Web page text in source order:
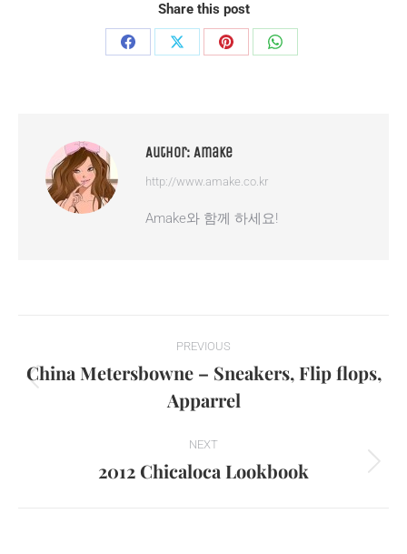
Share this post
Share
Share
Share
Share
Author: Amake
http://www.amake.co.kr
Amake와 함께 하세요!
navigation
PREVIOUS
Previous
post:
China Metersbowne – Sneakers, Flip flops,
Apparrel
NEXT
Next
2012 Chicaloca Lookbook